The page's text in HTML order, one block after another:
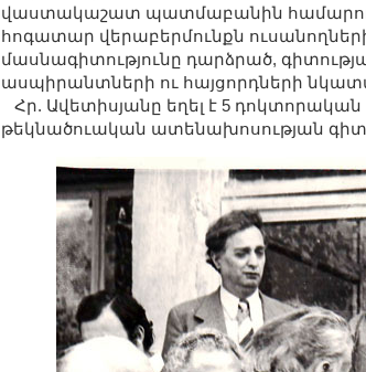
վաստակաշատ պատմաբանին համարում
հոգատար վերաբերմունքն
մասնագիտությունը դարձրած,
ասպիրանտների ու հայցորդների
Հր. Ավետիսյանը եղել է 5
թեկնածուական ատենախոսության